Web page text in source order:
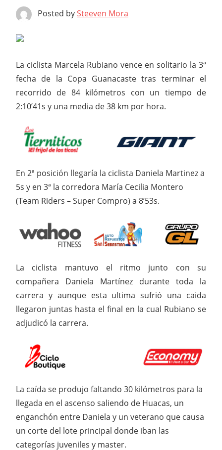
Posted bySteeven Mora
La ciclista Marcela Rubiano vence en solitario la 3ª
fecha de la Copa Guanacaste tras terminar el
recorrido de 84 kilómetros con un tiempo de
2:10’41s y una media de 38 km por hora.
En 2ª posición llegaría la ciclista Daniela Martinez a
5s y en 3ª la corredora María Cecilia Montero
(Team Riders – Super Compro) a 8’53s.
La ciclista mantuvo el ritmo junto con su
compañera Daniela Martínez durante toda la
carrera y aunque esta ultima sufrió una caida
llegaron juntas hasta el final en la cual Rubiano se
adjudicó la carrera.
La caída se produjo faltando 30 kilómetros para la
llegada en el ascenso saliendo de Huacas, un
enganchón entre Daniela y un veterano que causa
un corte del lote principal donde iban las
categorías juveniles y master.